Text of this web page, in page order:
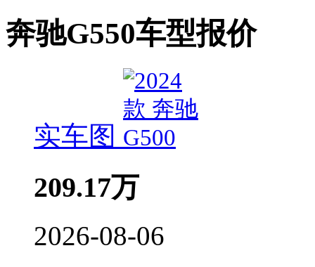
奔驰G550车型报价
实车图
209.17万
2026-08-06